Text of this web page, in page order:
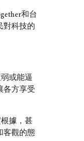
和台
對科技的
或能逼
各方享受
據，甚
客觀的態